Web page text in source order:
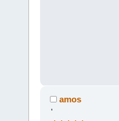
amos
'